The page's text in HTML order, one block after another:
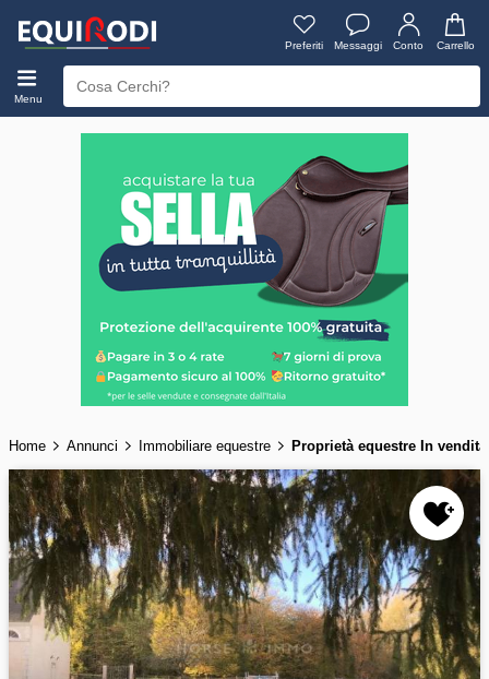
Preferiti Messaggi Conto Carrello
Menu
Home Annunci Immobiliare equestre Proprietà equestre In